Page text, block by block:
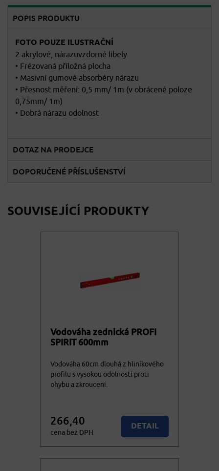
POPIS PRODUKTU
FOTO POUZE ILUSTRAČNÍ
2 akrylové, nárazuvzdorné libely
• Frézovaná příložná plocha
• Masivní gumové absorbéry nárazu
• Přesnost měření: 0,5 mm/ 1m (v obrácené poloze
0,75mm/ 1m)
• Dobrá nárazu odolnost
DOTAZ NA PRODEJCE
DOPORUČENÉ PŘÍSLUŠENSTVÍ
SOUVISEJÍCÍ PRODUKTY
Vodováha zednická PROFI
SPIRIT 600mm
Vodováha 60cm dlouhá z hliníkového
profilu s vysokou odolností proti
ohybu a zkroucení.
266,40
cena bez DPH
DETAIL
KOUPIT